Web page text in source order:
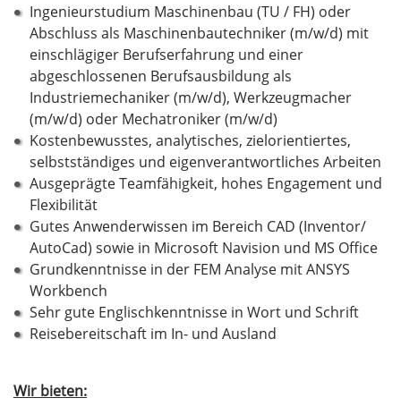
Ingenieurstudium Maschinenbau (TU / FH) oder
Abschluss als Maschinenbautechniker (m/w/d) mit
einschlägiger Berufserfahrung und einer
abgeschlossenen Berufsausbildung als
Industriemechaniker (m/w/d), Werkzeugmacher
(m/w/d) oder Mechatroniker (m/w/d)
Kostenbewusstes, analytisches, zielorientiertes,
selbstständiges und eigenverantwortliches Arbeiten
Ausgeprägte Teamfähigkeit, hohes Engagement und
Flexibilität
Gutes Anwenderwissen im Bereich CAD (Inventor/
AutoCad) sowie in Microsoft Navision und MS Office
Grundkenntnisse in der FEM Analyse mit ANSYS
Workbench
Sehr gute Englischkenntnisse in Wort und Schrift
Reisebereitschaft im In- und Ausland
Wir bieten: